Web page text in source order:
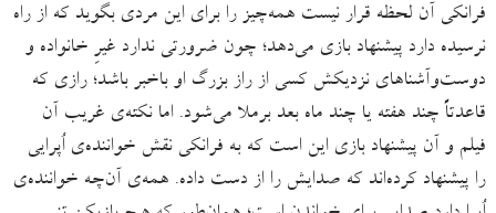
فرانکی آن لحظه قرار نیست همه‌چیز را برای این مردی بگوید که از راه
نرسیده دارد پیشنهاد بازی می‌دهد؛ چون ضرورتی ندارد غیرِ خانواده و
دوست‌وآشناهای نزدیکش کسی از راز بزرگ او باخبر باشد؛ رازی که
قاعدتاً چند هفته یا چند ماه بعد برملا می‌شود. اما نکته‌ی غریب آن
فیلم و آن پیشنهاد بازی این است که به فرانکی نقش خواننده‌ی اُپرایی
را پیشنهاد کرده‌اند که صدایش را از دست داده. همه‌ی آن‌چه خواننده‌ی